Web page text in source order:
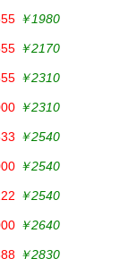
￥1980
￥2170
￥2310
￥2310
￥2540
￥2540
￥2540
￥2640
￥2830